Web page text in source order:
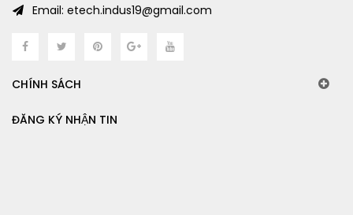
Email: etech.indus19@gmail.com
CHÍNH SÁCH
ĐĂNG KÝ NHẬN TIN